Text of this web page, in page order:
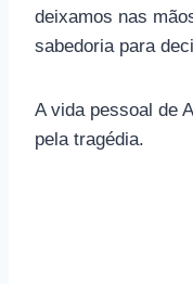
deixamos nas
sabedoria para
A vida pessoal de
pela tragédia.